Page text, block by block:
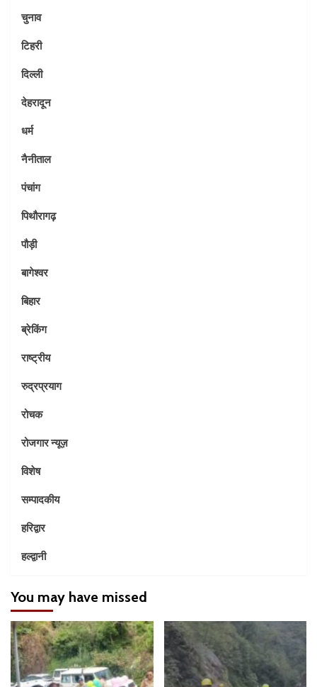
चुनाव
टिहरी
दिल्ली
देहरादून
धर्म
नैनीताल
पंचांग
पिथौरागढ़
पौड़ी
बागेश्वर
बिहार
ब्रेकिंग
राष्ट्रीय
रुद्रप्रयाग
रोचक
रोजगार न्यूज़
विशेष
सम्पादकीय
हरिद्वार
हल्द्वानी
You may have missed